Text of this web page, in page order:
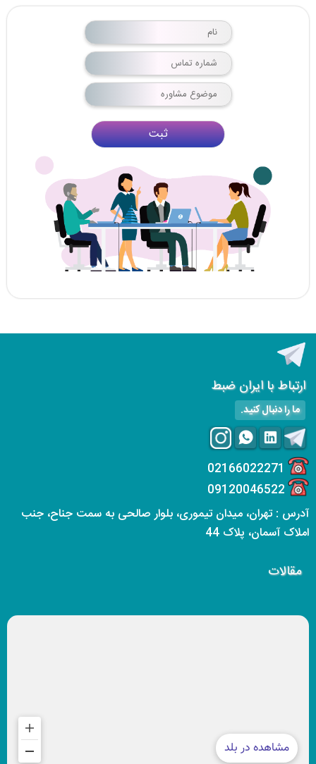
ثبت
ارتباط با ایران ضبط
ما را دنبال کنید.
02166022271
09120046522
آدرس : تهران، میدان تیموری، بلوار صالحی به سمت جناح، جنب
املاک آسمان، پلاک 44
مقالات